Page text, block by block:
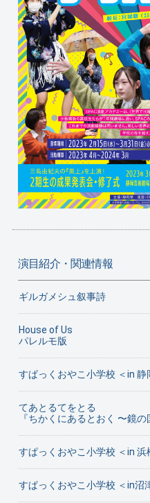
演目紹介・関連情報
ギルガメシュ叙事詩
House of Us
パレルモ版
すぱっくおやこ小学校 ＜in 静
てあとるてをとる
『ちかくにあるとおく 〜鏡の
すぱっくおやこ小学校 ＜in 浜
すぱっくおやこ小学校 ＜in沼